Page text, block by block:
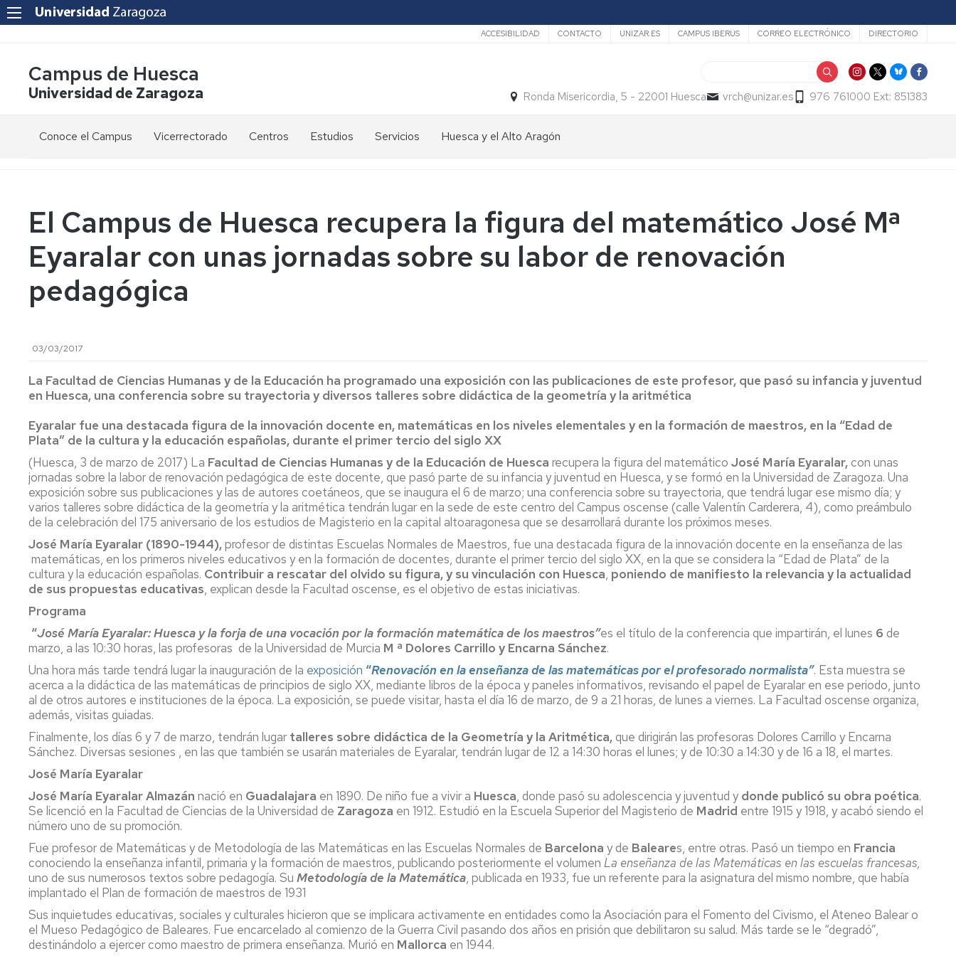
Secundario
ACCESIBILIDAD CONTACTO UNIZAR.ES CAMPUS IBERUS CORREO ELECTRÓNICO DIRECTORIO
Campus de Huesca
Universidad de Zaragoza Ronda Misericordia, 5 - 22001 Huesca vrch@unizar.es 976 761000 Ext: 851383
Conoce el Campus
Vicerrectora
de
Gobierno
Dónde
de
referencia/Normativa
Get
to
know
us
Vicerrectorado
el
Lenguas
Cursos
de
Español
de
la
en
el
de
Huesca
Servicios
Secretaría
del
Vicerrectorado
Empleo
Cultura,
Comunicación
e
Imagen
Actividades
Culturales
Comunicación
e
imagen
Actividades
e
instalaciones
deportivas
Informática
Servicio
de
Mantenimiento
Conserjería
correo
interno
Unizar
servicios
en
el
Campus
Calidad
Centros Estudios
Estudios
postgrado
Servicios Huesca y el Alto Aragón
Medios
de
Turismo
En
Servicios
jóvenes
El Campus de Huesca recupera la figura del matemático José Mª
Eyaralar con unas jornadas sobre su labor de renovación
pedagógica
03/03/2017
La Facultad de Ciencias Humanas y de la Educación ha programado una exposición con las publicaciones de este profesor, que pasó su infancia y juventud
en Huesca, una conferencia sobre su trayectoria y diversos talleres sobre didáctica de la geometría y la aritmética
Eyaralar fue una destacada figura de la innovación docente en, matemáticas en los niveles elementales y en la formación de maestros, en la “Edad de
Plata” de la cultura y la educación españolas, durante el primer tercio del siglo XX
(Huesca, 3 de marzo de 2017) La Facultad de Ciencias Humanas y de la Educación de Huesca recupera la figura del matemático José María Eyaralar,con unas
jornadas sobre la labor de renovación pedagógica de este docente, que pasó parte de su infancia y juventud en Huesca, y se formó en la Universidad de Zaragoza. Una
exposición sobre sus publicaciones y las de autores coetáneos, que se inaugura el 6 de marzo; una conferencia sobre su trayectoria, que tendrá lugar ese mismo día; y
varios talleres sobre didáctica de la geometría y la aritmética tendrán lugar en la sede de este centro del Campus oscense (calle Valentín Carderera, 4), como preámbulo
de la celebración del 175 aniversario de los estudios de Magisterio en la capital altoaragonesa que se desarrollará durante los próximos meses.
José María Eyaralar (1890-1944),profesor de distintas Escuelas Normales de Maestros, fue una destacada figura de la innovación docente en la enseñanza de las
matemáticas, en los primeros niveles educativos y en la formación de docentes, durante el primer tercio del siglo XX, en la que se considera la “Edad de Plata” de la
cultura y la educación españolas. Contribuir a rescatar del olvido su figura, y su vinculación con Huesca, poniendo de manifiesto la relevancia y la actualidad
de sus propuestas educativas, explican desde la Facultad oscense, es el objetivo de estas iniciativas.
Programa
“José María Eyaralar: Huesca y la forja de una vocación por la formación matemática de los maestros”es el título de la conferencia que impartirán, el lunes 6 de
marzo, a las 10:30 horas, las profesoras de la Universidad de Murcia M ª Dolores Carrillo y Encarna Sánchez.
Una hora más tarde tendrá lugar la inauguración de la exposición “Renovación en la enseñanza de las matemáticas por el profesorado normalista”. Esta muestra se
acerca a la didáctica de las matemáticas de principios de siglo XX, mediante libros de la época y paneles informativos, revisando el papel de Eyaralar en ese periodo, junto
al de otros autores e instituciones de la época. La exposición, se puede visitar, hasta el día 16 de marzo, de 9 a 21 horas, de lunes a viernes. La Facultad oscense organiza,
además, visitas guiadas.
Finalmente, los días 6 y 7 de marzo, tendrán lugar talleres sobre didáctica de la Geometría y la Aritmética,que dirigirán las profesoras Dolores Carrillo y Encarna
Sánchez. Diversas sesiones , en las que también se usarán materiales de Eyaralar, tendrán lugar de 12 a 14:30 horas el lunes; y de 10:30 a 14:30 y de 16 a 18, el martes.
José María Eyaralar
José María Eyaralar Almazán nació en Guadalajara en 1890. De niño fue a vivir a Huesca, donde pasó su adolescencia y juventud y donde publicó su obra poética.
Se licenció en la Facultad de Ciencias de la Universidad de Zaragoza en 1912. Estudió en la Escuela Superior del Magisterio de Madrid entre 1915 y 1918, y acabó siendo el
número uno de su promoción.
Fue profesor de Matemáticas y de Metodología de las Matemáticas en las Escuelas Normales de Barcelona y de Baleares, entre otras. Pasó un tiempo en Francia
conociendo la enseñanza infantil, primaria y la formación de maestros, publicando posteriormente el volumen La enseñanza de las Matemáticas en las escuelas francesas,
uno de sus numerosos textos sobre pedagogía. Su Metodología de la Matemática, publicada en 1933, fue un referente para la asignatura del mismo nombre, que había
implantado el Plan de formación de maestros de 1931
Sus inquietudes educativas, sociales y culturales hicieron que se implicara activamente en entidades como la Asociación para el Fomento del Civismo, el Ateneo Balear o
el Mueso Pedagógico de Baleares. Fue encarcelado al comienzo de la Guerra Civil pasando dos años en prisión que debilitaron su salud. Más tarde se le “degradó”,
destinándolo a ejercer como maestro de primera enseñanza. Murió en Mallorca en 1944.